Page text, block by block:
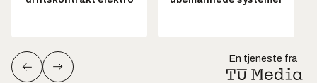
En tjeneste fra